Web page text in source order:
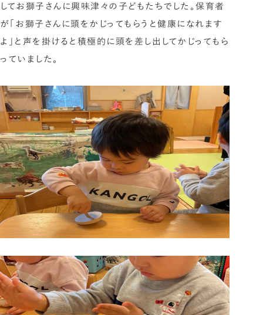
してお獅子さんに興味津々の子どもたちでした。保育者
が「お獅子さんに頭をかじってもらうと健康になれます
よ」と声を掛けると積極的に頭を差し出してかじってもら
っていました。